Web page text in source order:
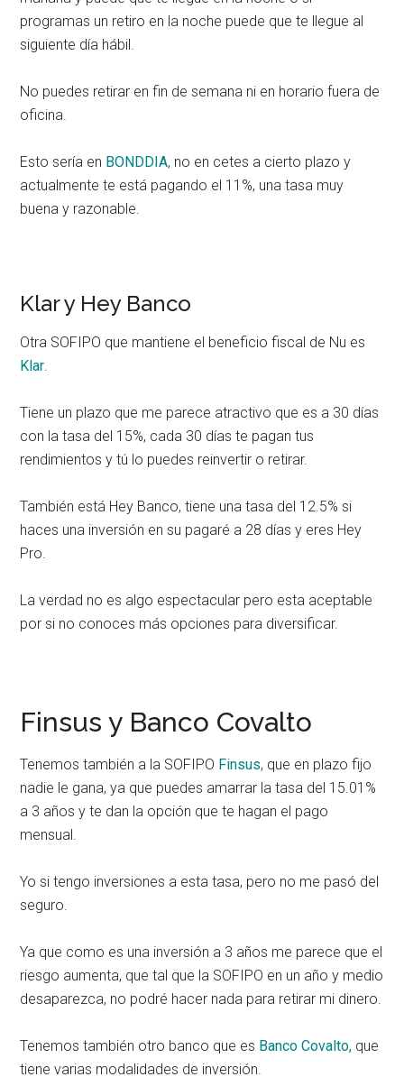
programas un retiro en la noche puede que te llegue al
siguiente día hábil.
No puedes retirar en fin de semana ni en horario fuera de
oficina.
Esto sería en BONDDIA, no en cetes a cierto plazo y
actualmente te está pagando el 11%, una tasa muy
buena y razonable.
Klar y Hey Banco
Otra SOFIPO que mantiene el beneficio fiscal de Nu es
Klar.
Tiene un plazo que me parece atractivo que es a 30 días
con la tasa del 15%, cada 30 días te pagan tus
rendimientos y tú lo puedes reinvertir o retirar.
También está Hey Banco, tiene una tasa del 12.5% si
haces una inversión en su pagaré a 28 días y eres Hey
Pro.
La verdad no es algo espectacular pero esta aceptable
por si no conoces más opciones para diversificar.
Finsus y Banco Covalto
Tenemos también a la SOFIPO Finsus, que en plazo fijo
nadie le gana, ya que puedes amarrar la tasa del 15.01%
a 3 años y te dan la opción que te hagan el pago
mensual.
Yo si tengo inversiones a esta tasa, pero no me pasó del
seguro.
Ya que como es una inversión a 3 años me parece que el
riesgo aumenta, que tal que la SOFIPO en un año y medio
desaparezca, no podré hacer nada para retirar mi dinero.
Tenemos también otro banco que es Banco Covalto, que
tiene varias modalidades de inversión.